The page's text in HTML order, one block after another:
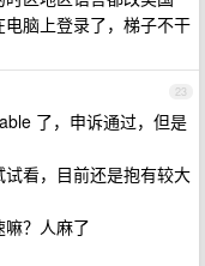
脑上登录了，梯子不干
23
了，申诉通过，但是
看，目前还是抱有较大
？人麻了